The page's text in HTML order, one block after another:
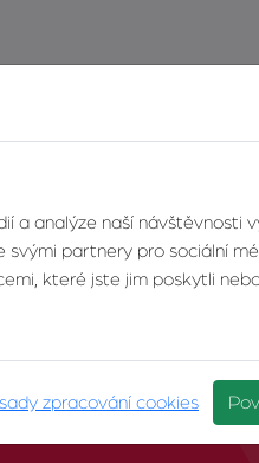
a analýze naší návštěvnosti
partnery pro sociální
které jste jim poskytli
zpracování cookies